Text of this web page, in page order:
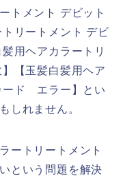
トメント デビット
リートメント デビ
用ヘアカラートリ
【玉髪白髪用ヘア
ード エラー】とい
しれません。
ートリートメント
という問題を解決